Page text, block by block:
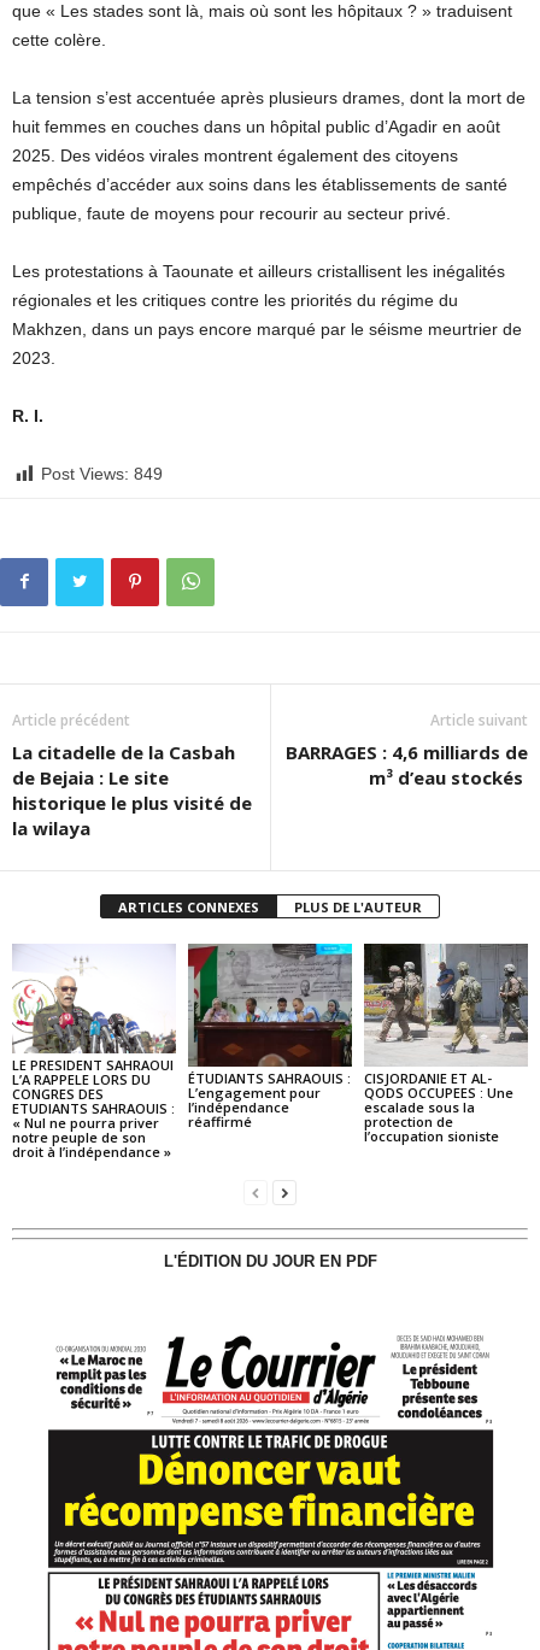
que « Les stades sont là, mais où sont les hôpitaux ? » traduisent
cette colère.
La tension s’est accentuée après plusieurs drames, dont la mort de
huit femmes en couches dans un hôpital public d’Agadir en août
2025. Des vidéos virales montrent également des citoyens
empêchés d’accéder aux soins dans les établissements de santé
publique, faute de moyens pour recourir au secteur privé.
Les protestations à Taounate et ailleurs cristallisent les inégalités
régionales et les critiques contre les priorités du régime du
Makhzen, dans un pays encore marqué par le séisme meurtrier de
2023.
R. I.
Post Views: 849
Article précédent
La citadelle de la Casbah
de Bejaia : Le site
historique le plus visité de
la wilaya
Article suivant
BARRAGES : 4,6 milliards de
m³ d’eau stockés
ARTICLES CONNEXES PLUS DE L'AUTEUR
LE PRESIDENT SAHRAOUI
L’A RAPPELE LORS DU
CONGRES DES
ETUDIANTS SAHRAOUIS :
« Nul ne pourra priver
notre peuple de son
droit à l’indépendance »
ÉTUDIANTS SAHRAOUIS :
L’engagement pour
l’indépendance
réaffirmé
CISJORDANIE ET AL-
QODS OCCUPEES : Une
escalade sous la
protection de
l’occupation sioniste
L'ÉDITION DU JOUR EN PDF